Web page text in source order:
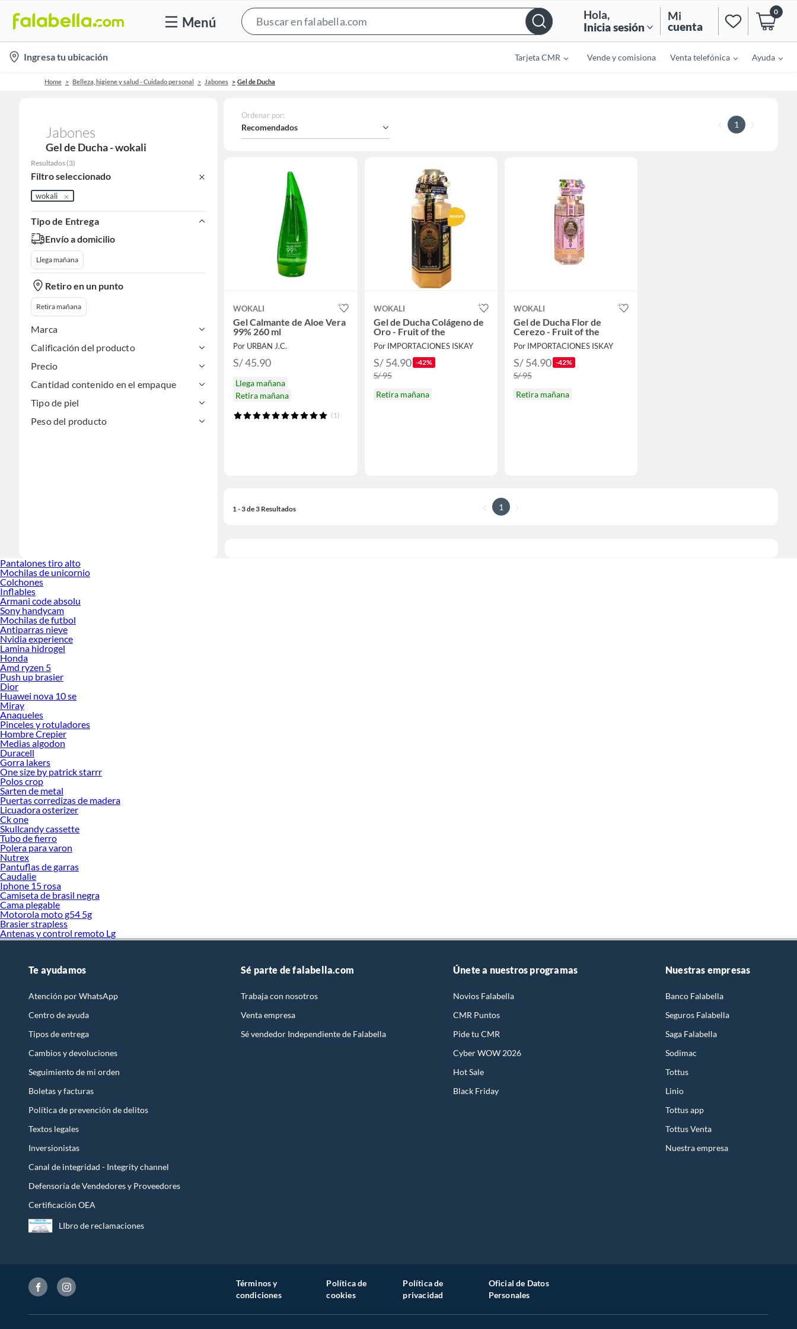
Menú
Bar
Hola,
Inicia sesión
Mi
cuenta
0
location-
icon
Ingresa tu ubicación Tarjeta CMR Vende y comisiona Venta telefónica Ayuda
Home Belleza, higiene y salud - Cuidado personal Jabones Gel de Ducha
Jabones
Gel de Ducha - wokali
Resultados (3)
Filtro seleccionado
wokali
Tipo de Entrega
Envío a domicilio
Llega mañana
Retiro en un punto
Retira mañana
Marca
Calificación del producto
Precio
Cantidad contenido en el empaque
Tipo de piel
Peso del producto
Ordenar por:
Recomendados 1
WOKALI
Gel Calmante de Aloe Vera
99% 260 ml
Por URBAN J.C.
S/ 45.90
Llega mañana
Retira mañana
(1)
WOKALI
Gel de Ducha Colágeno de
Oro - Fruit of the
Por IMPORTACIONES ISKAY
S/ 54.90 -42%
S/ 95
Retira mañana
WOKALI
Gel de Ducha Flor de
Cerezo - Fruit of the
Por IMPORTACIONES ISKAY
S/ 54.90 -42%
S/ 95
Retira mañana
1 - 3 de 3 Resultados 1
Pantalones tiro alto
Mochilas de unicornio
Colchones
Inflables
Armani code absolu
Sony handycam
Mochilas de futbol
Antiparras nieve
Nvidia experience
Lamina hidrogel
Honda
Amd ryzen 5
Push up brasier
Dior
Huawei nova 10 se
Miray
Anaqueles
Pinceles y rotuladores
Hombre Crepier
Medias algodon
Duracell
Gorra lakers
One size by patrick starrr
Polos crop
Sarten de metal
Puertas corredizas de madera
Licuadora osterizer
Ck one
Skullcandy cassette
Tubo de fierro
Polera para varon
Nutrex
Pantuflas de garras
Caudalie
Iphone 15 rosa
Camiseta de brasil negra
Cama plegable
Motorola moto g54 5g
Brasier strapless
Antenas y control remoto Lg
Te ayudamos
Atención por WhatsApp
Centro de ayuda
Tipos de entrega
Cambios y devoluciones
Seguimiento de mi orden
Boletas y facturas
Política de prevención de delitos
Textos legales
Inversionistas
Canal de integridad - Integrity channel
Defensoría de Vendedores y Proveedores
Certificación OEA
LIbro de reclamaciones
Sé parte de falabella.com
Trabaja con nosotros
Venta empresa
Sé vendedor Independiente de Falabella
Únete a nuestros programas
Novios Falabella
CMR Puntos
Pide tu CMR
Cyber WOW 2026
Hot Sale
Black Friday
Nuestras empresas
Banco Falabella
Seguros Falabella
Saga Falabella
Sodimac
Tottus
Linio
Tottus app
Tottus Venta
Nuestra empresa
Términos y
condiciones
Política de
cookies
Política de
privacidad
Oficial de Datos
Personales